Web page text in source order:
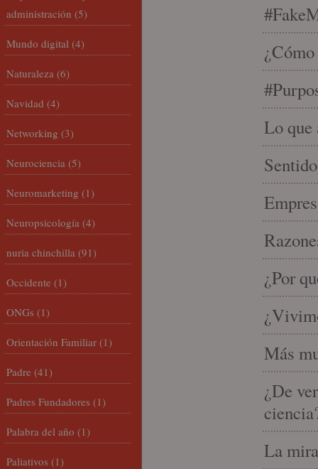
Lo que
¿Por
Más
¿De
La
administración (5)
Mundo digital (4)
Naturaleza (6)
Navidad (4)
Networking (3)
Neurociencia (5)
Neuromarketing (1)
Neuropsicología (4)
nuria chinchilla (91)
Occidente (1)
ONGs (1)
Orientación Familiar (1)
Padre (41)
Padres Fundadores (1)
Palabra del año (1)
Paliativos (1)